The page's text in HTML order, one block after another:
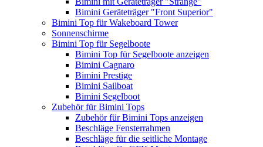
Bimini Geräteträger "Front Superior"
Bimini Top für Wakeboard Tower
Sonnenschirme
Bimini Top für Segelboote
Bimini Top für Segelboote anzeigen
Bimini Cagnaro
Bimini Prestige
Bimini Sailboat
Bimini Segelboot
Zubehör für Bimini Tops
Zubehör für Bimini Tops anzeigen
Beschläge Fensterrahmen
Beschläge für die seitliche Montage